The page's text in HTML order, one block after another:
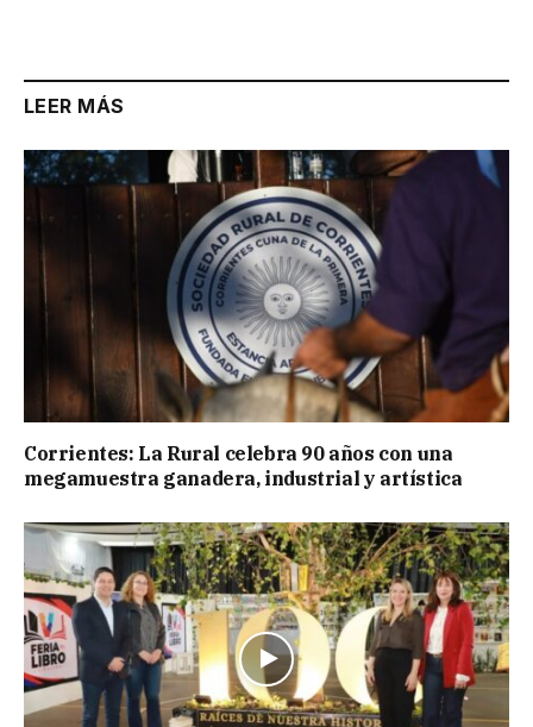
LEER MÁS
Corrientes: La Rural celebra 90 años con una
megamuestra ganadera, industrial y artística